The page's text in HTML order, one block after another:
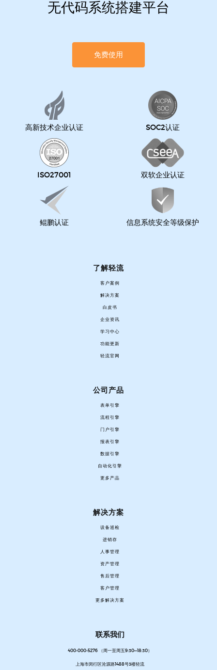
无代码系统搭建平台
免费使用
高新技术企业认证 SOC2认证
ISO27001 双软企业认证
鲲鹏认证 信息系统安全等级保护
了解轻流
客户案例
解决方案
白皮书
企业资讯
学习中心
功能更新
轻流官网
公司产品
表单引擎
流程引擎
门户引擎
报表引擎
数据引擎
自动化引擎
更多产品
解决方案
设备巡检
进销存
人事管理
资产管理
售后管理
客户管理
更多解决方案
联系我们
400-000-5276 （周一至周五9:30—18:30）
上海市闵行区沧源路1488号3楼轻流